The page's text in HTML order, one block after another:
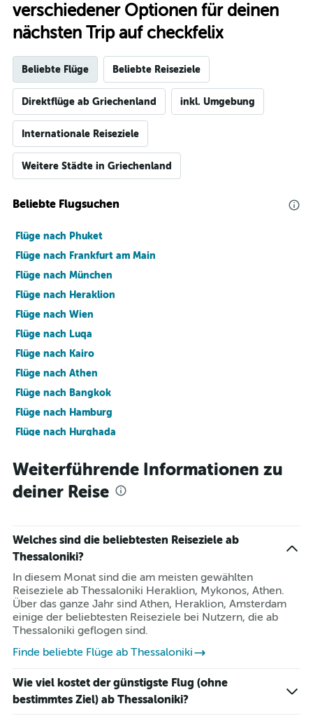
verschiedener Optionen für deinen
nächsten Trip auf checkfelix
Beliebte Flüge Beliebte Reiseziele
Direktflüge ab Griechenland inkl. Umgebung
Internationale Reiseziele
Weitere Städte in Griechenland
Beliebte Flugsuchen
Flüge nach Phuket
Flüge nach Frankfurt am Main
Flüge nach München
Flüge nach Heraklion
Flüge nach Wien
Flüge nach Luqa
Flüge nach Kairo
Flüge nach Athen
Flüge nach Bangkok
Flüge nach Hamburg
Flüge nach Hurghada
Flüge nach New York
Flüge nach Palma de Mallorca
Weiterführende Informationen zu
deiner Reise
Welches sind die beliebtesten Reiseziele ab
Thessaloniki?
In diesem Monat sind die am meisten gewählten
Reiseziele ab Thessaloniki Heraklion, Mykonos, Athen.
Über das ganze Jahr sind Athen, Heraklion, Amsterdam
einige der beliebtesten Reiseziele bei Nutzern, die ab
Thessaloniki geflogen sind.
Finde beliebte Flüge ab Thessaloniki
Wie viel kostet der günstigste Flug (ohne
bestimmtes Ziel) ab Thessaloniki?